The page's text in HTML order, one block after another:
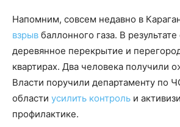
Напомним, совсем недавно в
взрыв баллонного газа. В
деревянное перекрытие и
квартирах. Два человека получили
Власти поручили департаменту по
области усилить контроль и
профилактике.